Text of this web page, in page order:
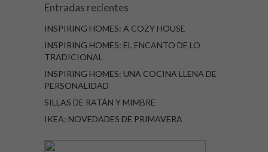
Entradas recientes
INSPIRING HOMES: A COZY HOUSE
INSPIRING HOMES: EL ENCANTO DE LO
TRADICIONAL
INSPIRING HOMES: UNA COCINA LLENA DE
PERSONALIDAD
SILLAS DE RATÁN Y MIMBRE
IKEA: NOVEDADES DE PRIMAVERA